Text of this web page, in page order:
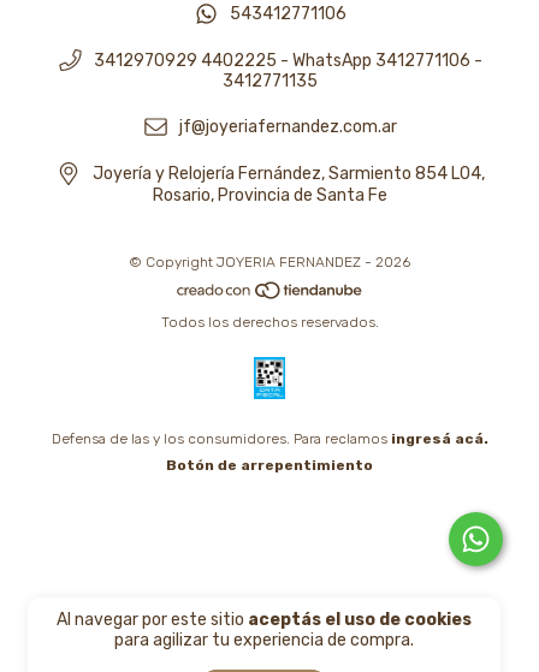
Al navegar por este sitio aceptás el uso de cookies
para agilizar tu experiencia de compra.
543412771106
3412970929 4402225 - WhatsApp 3412771106 -
3412771135
jf@joyeriafernandez.com.ar
Joyería y Relojería Fernández, Sarmiento 854 L04,
Rosario, Provincia de Santa Fe
© Copyright JOYERIA FERNANDEZ - 2026
Todos los derechos reservados.
Defensa de las y los consumidores. Para reclamos ingresá acá.
Botón de arrepentimiento